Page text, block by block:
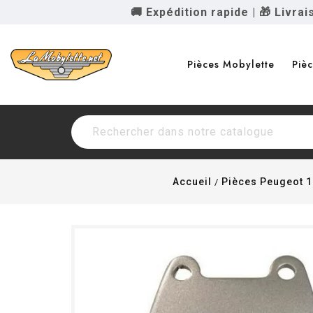
🚚 Expédition rapide | 🎁
Pièces Mobylette
Accueil Pièces Peugeot